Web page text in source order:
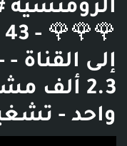
الرومنسية
2.3 ألف
واحد -